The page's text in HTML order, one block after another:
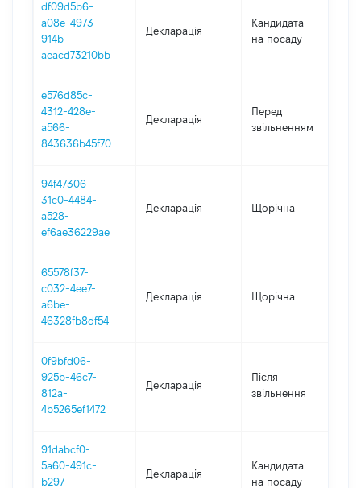
df09d5b6-
a08e-4973-
914b-
aeacd73210bb
Декларація
Кандидата
на посаду
e576d85c-
4312-428e-
a566-
843636b45f70
Декларація
Перед
звільненням
94f47306-
31c0-4484-
a528-
ef6ae36229ae
Декларація Щорічна
65578f37-
c032-4ee7-
a6be-
46328fb8df54
Декларація Щорічна
0f9bfd06-
925b-46c7-
812a-
4b5265ef1472
Декларація
Після
звільнення
91dabcf0-
5a60-491c-
b297-
Декларація
Кандидата
на посаду